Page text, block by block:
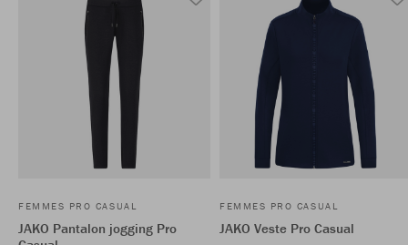
FEMMES PRO CASUAL
JAKO Pantalon jogging Pro
FEMMES PRO CASUAL
JAKO Veste Pro Casual